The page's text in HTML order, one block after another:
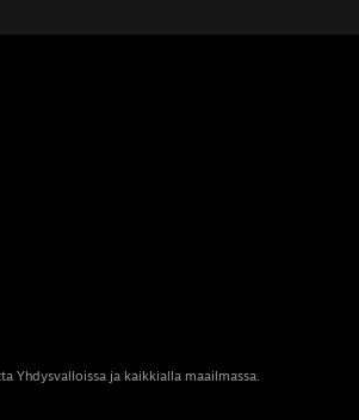
Yhdysvalloissa ja kaikkialla maailmassa.